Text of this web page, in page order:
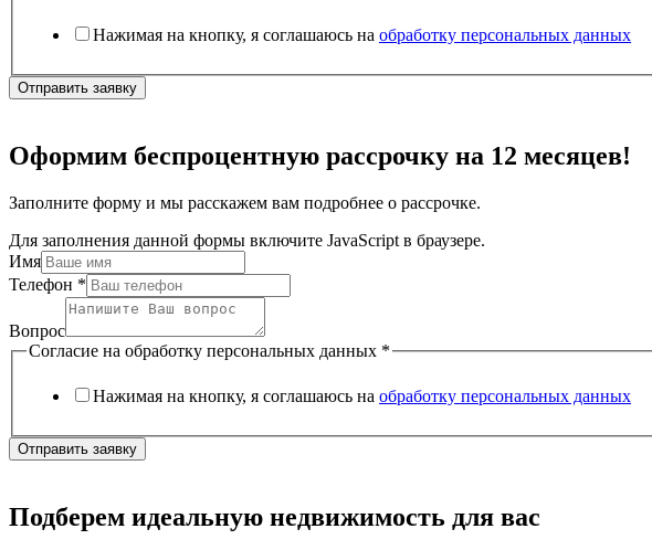
Нажимая на кнопку, я соглашаюсь на обработку персональных данных
Отправить заявку
Оформим беспроцентную рассрочку на 12 месяцев!
Заполните форму и мы расскажем вам подробнее о рассрочке.
Для заполнения данной формы включите JavaScript в браузере.
Имя
Телефон *
Вопрос
Согласие на обработку персональных данных *
Нажимая на кнопку, я соглашаюсь на обработку персональных данных
Отправить заявку
Подберем идеальную недвижимость для вас